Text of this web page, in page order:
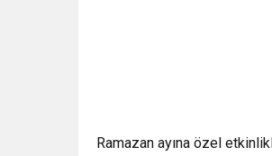
Ramazan ayına özel